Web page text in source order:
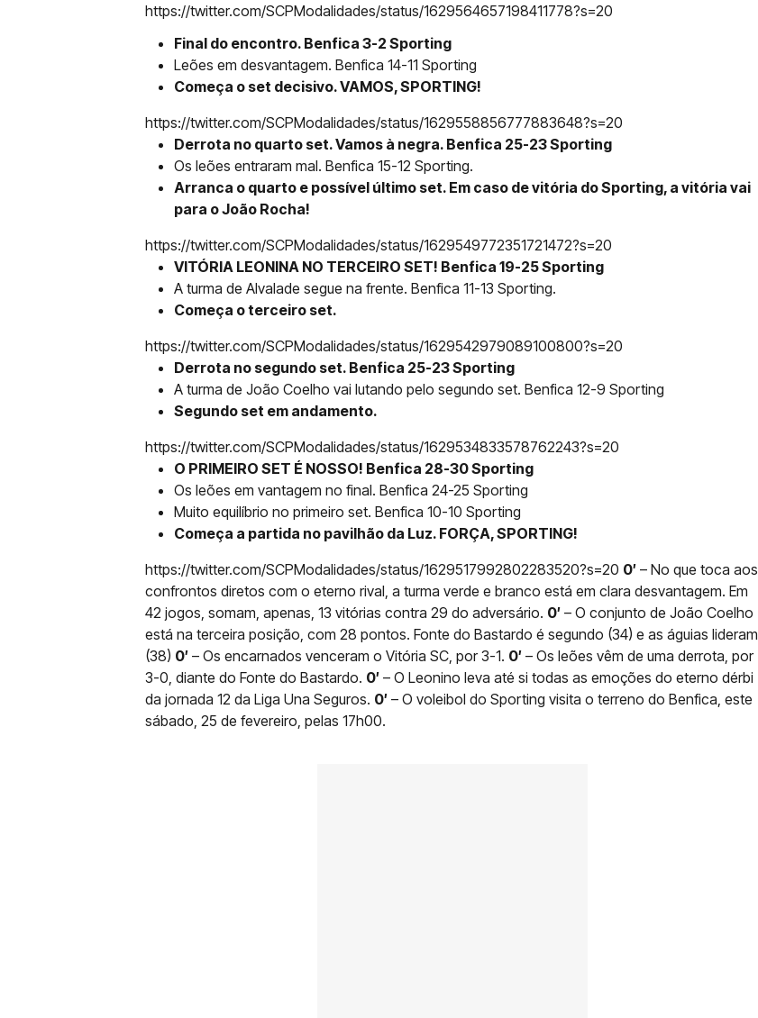
https://twitter.com/SCPModalidades/status/1629564657198411778?s=20
Final do encontro. Benfica 3-2 Sporting
Leões em desvantagem. Benfica 14-11 Sporting
Começa o set decisivo. VAMOS, SPORTING!
https://twitter.com/SCPModalidades/status/1629558856777883648?s=20
Derrota no quarto set. Vamos à negra. Benfica 25-23 Sporting
Os leões entraram mal. Benfica 15-12 Sporting.
Arranca o quarto e possível último set. Em caso de vitória do Sporting, a vitória vai
para o João Rocha!
https://twitter.com/SCPModalidades/status/1629549772351721472?s=20
VITÓRIA LEONINA NO TERCEIRO SET! Benfica 19-25 Sporting
A turma de Alvalade segue na frente. Benfica 11-13 Sporting.
Começa o terceiro set.
https://twitter.com/SCPModalidades/status/1629542979089100800?s=20
Derrota no segundo set. Benfica 25-23 Sporting
A turma de João Coelho vai lutando pelo segundo set. Benfica 12-9 Sporting
Segundo set em andamento.
https://twitter.com/SCPModalidades/status/1629534833578762243?s=20
O PRIMEIRO SET É NOSSO! Benfica 28-30 Sporting
Os leões em vantagem no final. Benfica 24-25 Sporting
Muito equilíbrio no primeiro set. Benfica 10-10 Sporting
Começa a partida no pavilhão da Luz. FORÇA, SPORTING!
https://twitter.com/SCPModalidades/status/1629517992802283520?s=20 0′ – No que toca aos
confrontos diretos com o eterno rival, a turma verde e branco está em clara desvantagem. Em
42 jogos, somam, apenas, 13 vitórias contra 29 do adversário. 0′ – O conjunto de João Coelho
está na terceira posição, com 28 pontos. Fonte do Bastardo é segundo (34) e as águias lideram
(38) 0′ – Os encarnados venceram o Vitória SC, por 3-1. 0′ – Os leões vêm de uma derrota, por
3-0, diante do Fonte do Bastardo. 0′ – O Leonino leva até si todas as emoções do eterno dérbi
da jornada 12 da Liga Una Seguros. 0′ – O voleibol do Sporting visita o terreno do Benfica, este
sábado, 25 de fevereiro, pelas 17h00.